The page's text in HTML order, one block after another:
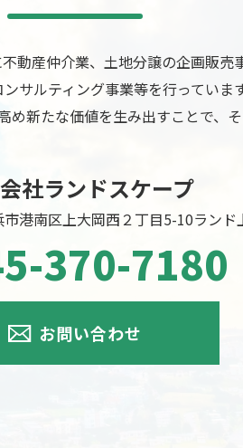
動産仲介業、土地分譲の企画販売
サルティング事業等を行っています
新たな価値を生み出すことで、
社ランドスケープ
港南区上大岡西２丁目5-10ランド
370-7180
お問い合わせ